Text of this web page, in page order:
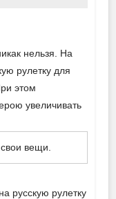
нельзя. На
рулетку для
этом
увеличивать
вещи.
русскую рулетку